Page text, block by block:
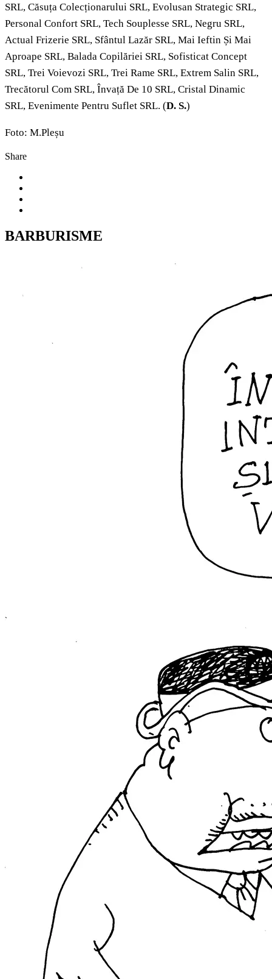
SRL, Căsuța Colecționarului SRL, Evolusan Strategic SRL,
Personal Confort SRL, Tech Souplesse SRL, Negru SRL,
Actual Frizerie SRL, Sfântul Lazăr SRL, Mai Ieftin Și Mai
Aproape SRL, Balada Copilăriei SRL, Sofisticat Concept
SRL, Trei Voievozi SRL, Trei Rame SRL, Extrem Salin SRL,
Trecătorul Com SRL, Învață De 10 SRL, Cristal Dinamic
SRL, Evenimente Pentru Suflet SRL. (D. S.)
Foto: M.Pleșu
Share
BARBURISME